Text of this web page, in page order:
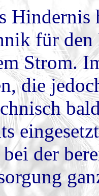
für
Strom.
die
der